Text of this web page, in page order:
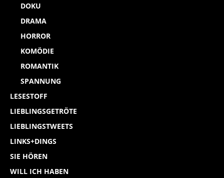
DOKU
DRAMA
HORROR
KOMÖDIE
ROMANTIK
SPANNUNG
LESESTOFF
LIEBLINGSGETRÖTE
LIEBLINGSTWEETS
LINKS+DINGS
SIE HÖREN
WILL ICH HABEN